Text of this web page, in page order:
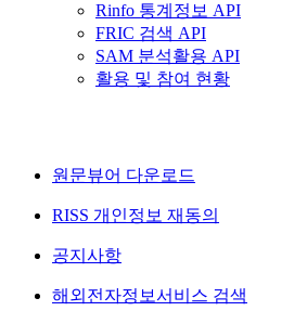
Rinfo 통계정보 API
FRIC 검색 API
SAM 분석활용 API
활용 및 참여 현황
원문뷰어 다운로드
RISS 개인정보 재동의
공지사항
해외전자정보서비스 검색